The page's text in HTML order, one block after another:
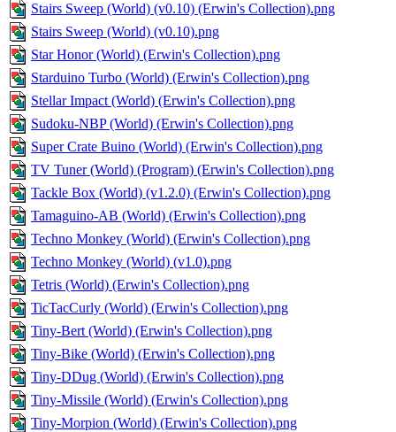
Stairs Sweep (World) (v0.10) (Erwin's Collection).png
Stairs Sweep (World) (v0.10).png
Star Honor (World) (Erwin's Collection).png
Starduino Turbo (World) (Erwin's Collection).png
Stellar Impact (World) (Erwin's Collection).png
Sudoku-NBP (World) (Erwin's Collection).png
Super Crate Buino (World) (Erwin's Collection).png
TV Tuner (World) (Program) (Erwin's Collection).png
Tackle Box (World) (v1.2.0) (Erwin's Collection).png
Tamaguino-AB (World) (Erwin's Collection).png
Techno Monkey (World) (Erwin's Collection).png
Techno Monkey (World) (v1.0).png
Tetris (World) (Erwin's Collection).png
TicTacCurly (World) (Erwin's Collection).png
Tiny-Bert (World) (Erwin's Collection).png
Tiny-Bike (World) (Erwin's Collection).png
Tiny-DDug (World) (Erwin's Collection).png
Tiny-Missile (World) (Erwin's Collection).png
Tiny-Morpion (World) (Erwin's Collection).png